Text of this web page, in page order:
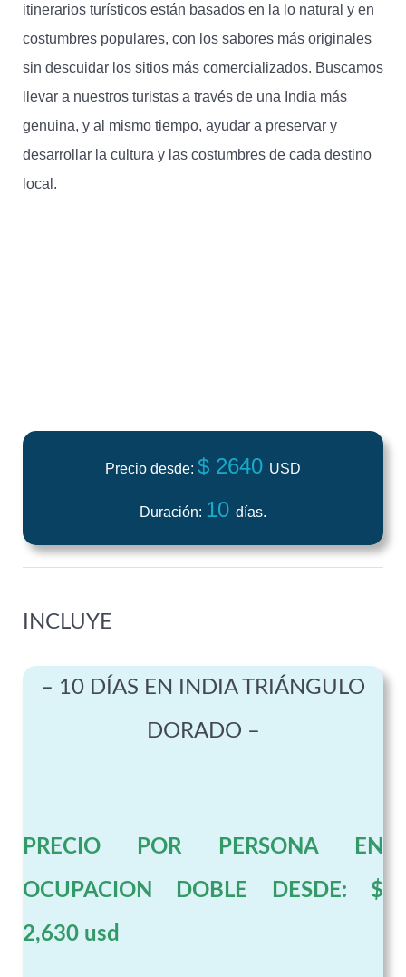
itinerarios turísticos están basados en la lo natural y en
costumbres populares, con los sabores más originales
sin descuidar los sitios más comercializados. Buscamos
llevar a nuestros turistas a través de una India más
genuina, y al mismo tiempo, ayudar a preservar y
desarrollar la cultura y las costumbres de cada destino
local.
Precio desde: $ 2640 USD
Duración: 10 días.
INCLUYE
– 10 DÍAS EN INDIA TRIÁNGULO
DORADO –
PRECIO POR PERSONA EN
OCUPACION DOBLE DESDE: $
2,630 usd